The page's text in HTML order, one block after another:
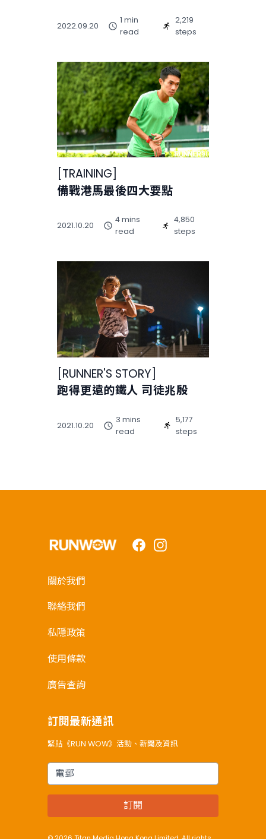
2022.09.20
1 min
read
2,219
steps
TRAINING
備戰港馬最後四大要點
2021.10.20
4 mins
read
4,850
steps
[RUNNER'S STORY]
跑得更遠的鐵人 司徒兆殷
2021.10.20
3 mins
read
5,177
steps
FacebookInstagram
關於我們
聯絡我們
私隱政策
使用條款
廣告查詢
訂閱最新通訊
緊貼《RUN WOW》活動、新聞及資訊
電郵
訂閱